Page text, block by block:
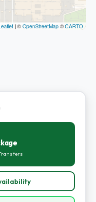
|©OpenStreetMap©CARTO
Transfers